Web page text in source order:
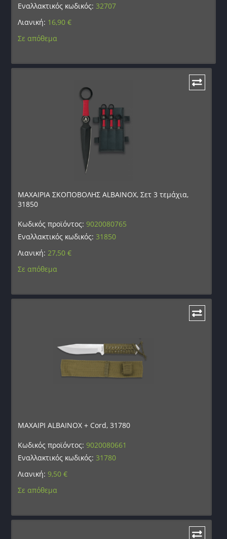
Εναλλακτικός κωδικός: 32707
Λιανική: 16,90€
Σε απόθεμα
ΜΑΧΑΙΡΙΑ ΣΚΟΠΟΒΟΛΗΣ ALBAINOX, Σετ 3 τεμάχια,
31850
Κωδικός προϊόντος:9020080765
Εναλλακτικός κωδικός: 31850
Λιανική: 27,50€
Σε απόθεμα
ΜΑΧΑΙΡΙ ALBAINOX + Cord, 31780
Κωδικός προϊόντος:9020080661
Εναλλακτικός κωδικός: 31780
Λιανική:9,50€
Σε απόθεμα